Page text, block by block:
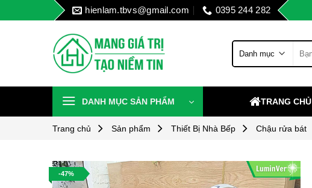
to
hienlam.tbvs@gmail.com 0395 244 282
kiếm:
DANH MỤC SẢN PHẨM TRANG CHỦ
Trang chủ Sản phẩm Thiết Bị Nhà Bếp Chậu rửa bát
-47%